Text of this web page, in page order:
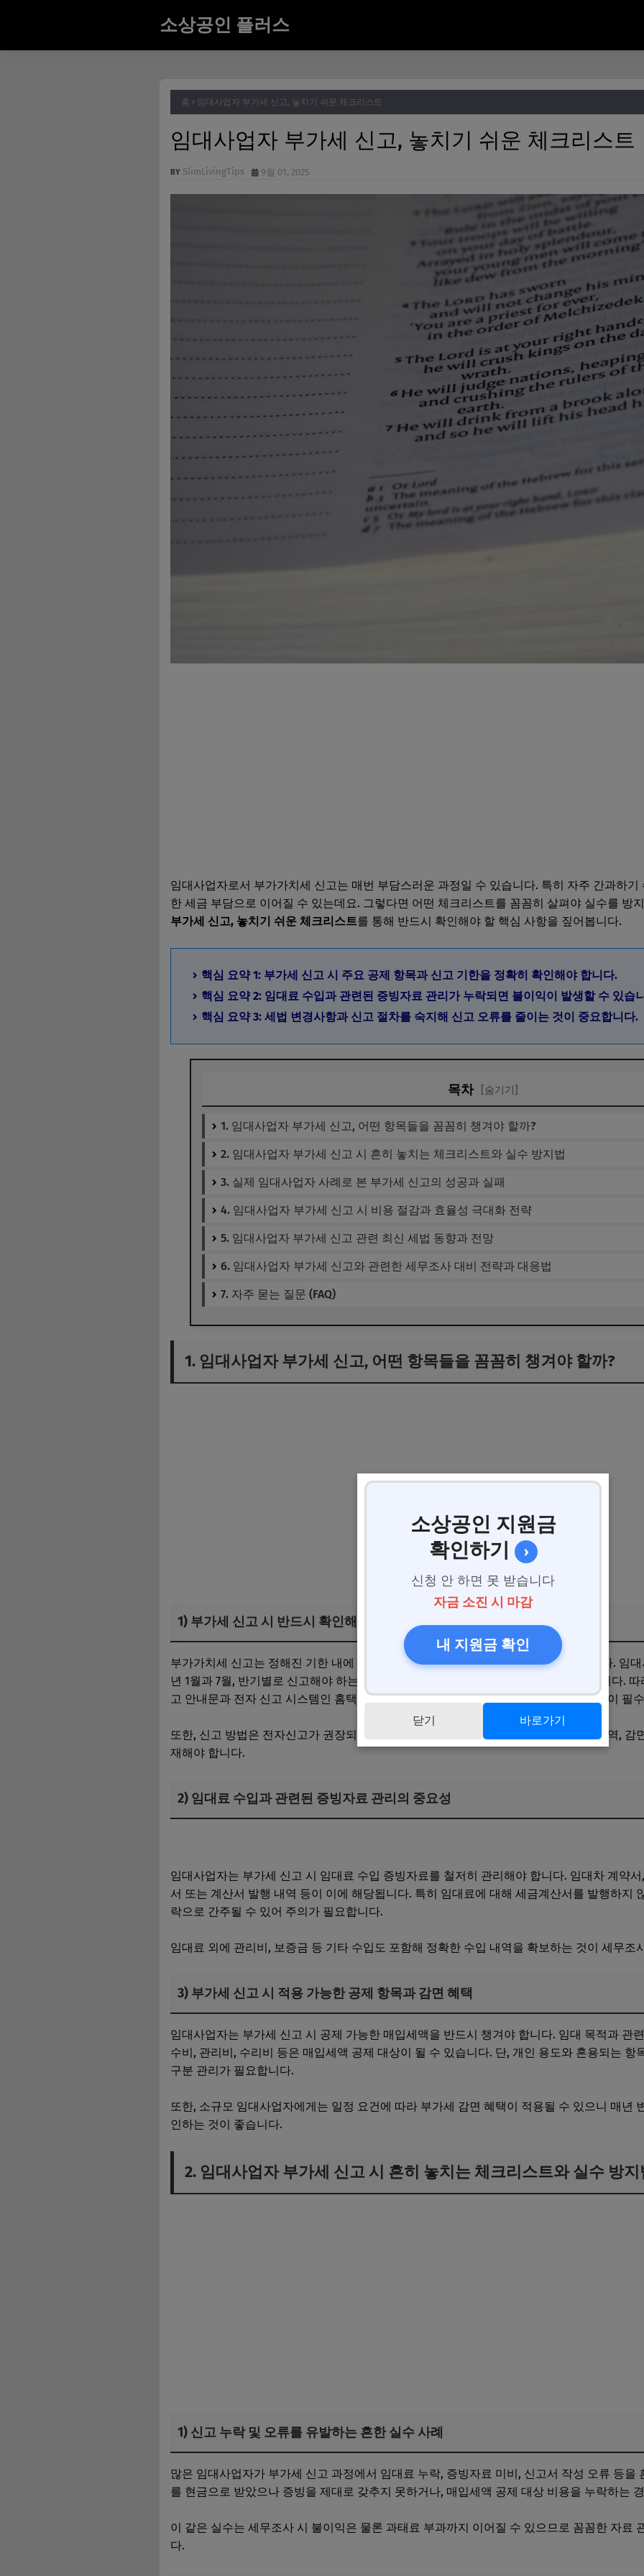
소상공인 플러스
홈 임대사업자 부가세 신고, 놓치기 쉬운 체크리스트
임대사업자 부가세 신고, 놓치기 쉬운 체크리스트
SlimLivingTips 9월 01, 2025
임대사업자로서 부가가치세 신고는 매번 부담스러운 과정일 수 있습니다. 특히 자주 간과하
한 세금 부담으로 이어질 수 있는데요. 그렇다면 어떤 체크리스트를 꼼꼼히 살펴야 실수를 방
부가세 신고, 놓치기 쉬운 체크리스트를 통해 반드시 확인해야 할 핵심 사항을 짚어봅니다.
핵심 요약 1: 부가세 신고 시 주요 공제 항목과 신고 기한을 정확히 확인해야 합니다.
핵심 요약 2: 임대료 수입과 관련된 증빙자료 관리가 누락되면 불이익이 발생할 수 있습
핵심 요약 3: 세법 변경사항과 신고 절차를 숙지해 신고 오류를 줄이는 것이 중요합니다.
목차 [숨기기]
1. 임대사업자 부가세 신고, 어떤 항목들을 꼼꼼히 챙겨야 할까?
2. 임대사업자 부가세 신고 시 흔히 놓치는 체크리스트와 실수 방지법
3. 실제 임대사업자 사례로 본 부가세 신고의 성공과 실패
4. 임대사업자 부가세 신고 시 비용 절감과 효율성 극대화 전략
5. 임대사업자 부가세 신고 관련 최신 세법 동향과 전망
6. 임대사업자 부가세 신고와 관련한 세무조사 대비 전략과 대응법
7. 자주 묻는 질문 (FAQ)
1. 임대사업자 부가세 신고, 어떤 항목들을 꼼꼼히 챙겨야 할까?
1) 부가세 신고 시 반드시 확인해야 할 신고 기한과 절차
부가가치세 신고는 정해진 기한 내에 정확하게 진행하는 것이 가장 기본적인 원칙입니다. 임
년 1월과 7월, 반기별로 신고해야 하는데, 신고 기간을 놓치면 가산세가 부과될 수 있습니다.
고 안내문과 전자 신고 시스템인 홈택스를 통해 신고 기한과 절차를 꼼꼼히 확인하는 것이 필
또한, 신고 방법은 전자신고가 권장되며, 신고서 작성 시 임대료 수입, 매입 세액 공제 내역, 감
재해야 합니다.
2) 임대료 수입과 관련된 증빙자료 관리의 중요성
임대사업자는 부가세 신고 시 임대료 수입 증빙자료를 철저히 관리해야 합니다. 임대차 계약
서 또는 계산서 발행 내역 등이 이에 해당됩니다. 특히 임대료에 대해 세금계산서를 발행하지
락으로 간주될 수 있어 주의가 필요합니다.
임대료 외에 관리비, 보증금 등 기타 수입도 포함해 정확한 수입 내역을 확보하는 것이 세무조
3) 부가세 신고 시 적용 가능한 공제 항목과 감면 혜택
임대사업자는 부가세 신고 시 공제 가능한 매입세액을 반드시 챙겨야 합니다. 임대 목적과 관
수비, 관리비, 수리비 등은 매입세액 공제 대상이 될 수 있습니다. 단, 개인 용도와 혼용되는 항
구분 관리가 필요합니다.
또한, 소규모 임대사업자에게는 일정 요건에 따라 부가세 감면 혜택이 적용될 수 있으니 매년
인하는 것이 좋습니다.
2. 임대사업자 부가세 신고 시 흔히 놓치는 체크리스트와 실수 방지
1) 신고 누락 및 오류를 유발하는 흔한 실수 사례
많은 임대사업자가 부가세 신고 과정에서 임대료 누락, 증빙자료 미비, 신고서 작성 오류 등을
를 현금으로 받았으나 증빙을 제대로 갖추지 못하거나, 매입세액 공제 대상 비용을 누락하는
이 같은 실수는 세무조사 시 불이익은 물론 과태료 부과까지 이어질 수 있으므로 꼼꼼한 자료
다.
소상공인 지원금
확인하기
›
신청 안 하면 못 받습니다
자금 소진 시 마감
내 지원금 확인
닫기 바로가기